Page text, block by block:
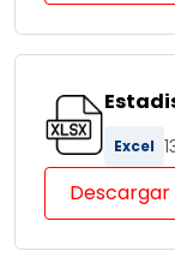
Excel
Descargar